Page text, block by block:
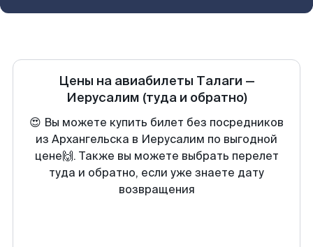
Цены на авиабилеты Талаги —
Иерусалим (туда и обратно)
😍 Вы можете купить билет без посредников
из Архангельска в Иерусалим по выгодной
цене🙌. Также вы можете выбрать перелет
туда и обратно, если уже знаете дату
возвращения